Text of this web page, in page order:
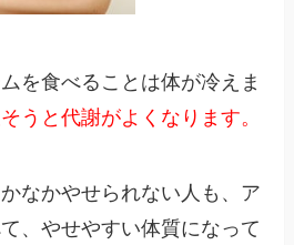
を食べることは体が冷えま
うと代謝がよくなります。
なかやせられない人も、ア
、やせやすい体質になって